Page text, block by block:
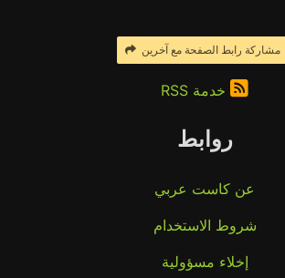
مشاركة رابط الصفحة مع آخرين
خدمة RSS
روابط
عن كاست عربي
شروط الاستخدام
إخلاء مسؤولية